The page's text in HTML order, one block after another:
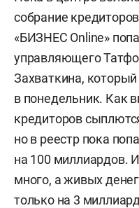
собрание
«БИЗНЕС Online»
управляющего
Захваткина,
в понедельник. Как
кредиторов
но в реестр пока
на 100 миллиардов.
много, а живых
только на 3